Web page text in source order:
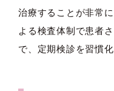
治療することが非常
よる検査体制で患者
で、定期検診を習慣化